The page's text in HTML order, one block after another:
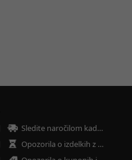
Sledite naročilom kadar koli
Opozorila o izdelkih z nizkimi zalogami